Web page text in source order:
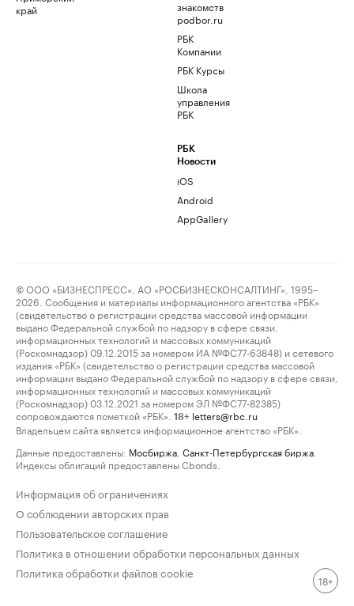
край
знакомств
podbor.ru
РБК
Компании
РБК Курсы
Школа
управления
РБК
РБК
Новости
iOS
Android
AppGallery
© ООО «БИЗНЕСПРЕСС», АО «РОСБИЗНЕСКОНСАЛТИНГ», 1995–
2026. Сообщения и материалы информационного агентства «РБК»
(свидетельство о регистрации средства массовой информации
выдано Федеральной службой по надзору в сфере связи,
информационных технологий и массовых коммуникаций
(Роскомнадзор) 09.12.2015 за номером ИА №ФС77-63848) и сетевого
издания «РБК» (свидетельство о регистрации средства массовой
информации выдано Федеральной службой по надзору в сфере связи,
информационных технологий и массовых коммуникаций
(Роскомнадзор) 03.12.2021 за номером ЭЛ №ФС77-82385)
сопровождаются пометкой «РБК».
18+ letters@rbc.ru
Владельцем сайта является информационное агентство «РБК».
Данные предоставлены: Мосбиржа Санкт-Петербургская биржа
Индексы облигаций предоставлены Cbonds.
Информация об ограничениях
О соблюдении авторских прав
Пользовательское соглашение
Политика в отношении обработки персональных данных
Политика обработки файлов cookie
18+